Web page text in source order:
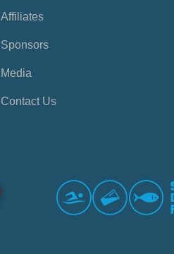
Affiliates
Sponsors
Media
Contact Us